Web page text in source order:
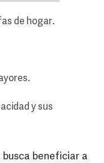
de hogar.
y sus
beneficiar a